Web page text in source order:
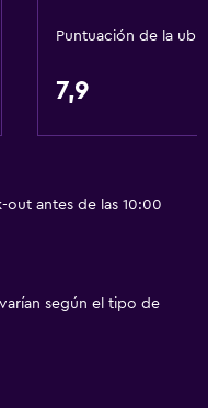
Puntuación de la
7,9
out antes de las 10:00
según el tipo de